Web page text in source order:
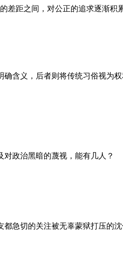
差距之间，对公正的追求逐渐积
含义，后者则将传统习俗视为
政治黑暗的蔑视，能有几人？
急切的关注被无辜蒙狱打压的